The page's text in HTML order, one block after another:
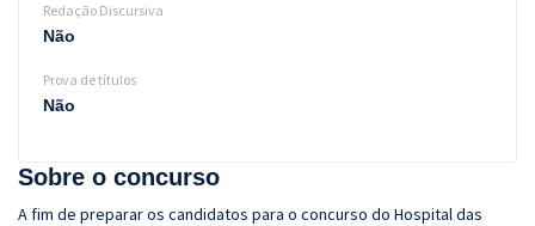
Sobre o concurso
A fim de preparar os candidatos para o concurso do Hospital das
Redação Discursiva
Não
Prova de títulos
Não